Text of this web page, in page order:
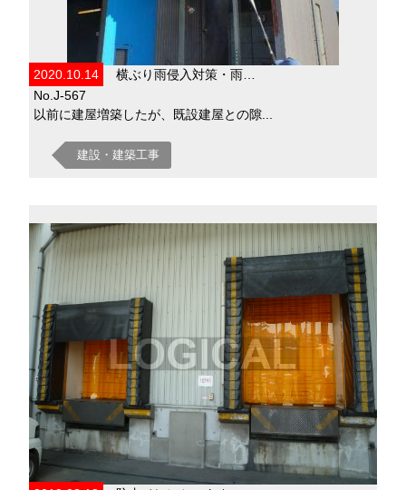
2020.10.14
横ぶり雨侵入対策・雨…
No.J-567
以前に建屋増築したが、既設建屋との隙...
建設・建築工事